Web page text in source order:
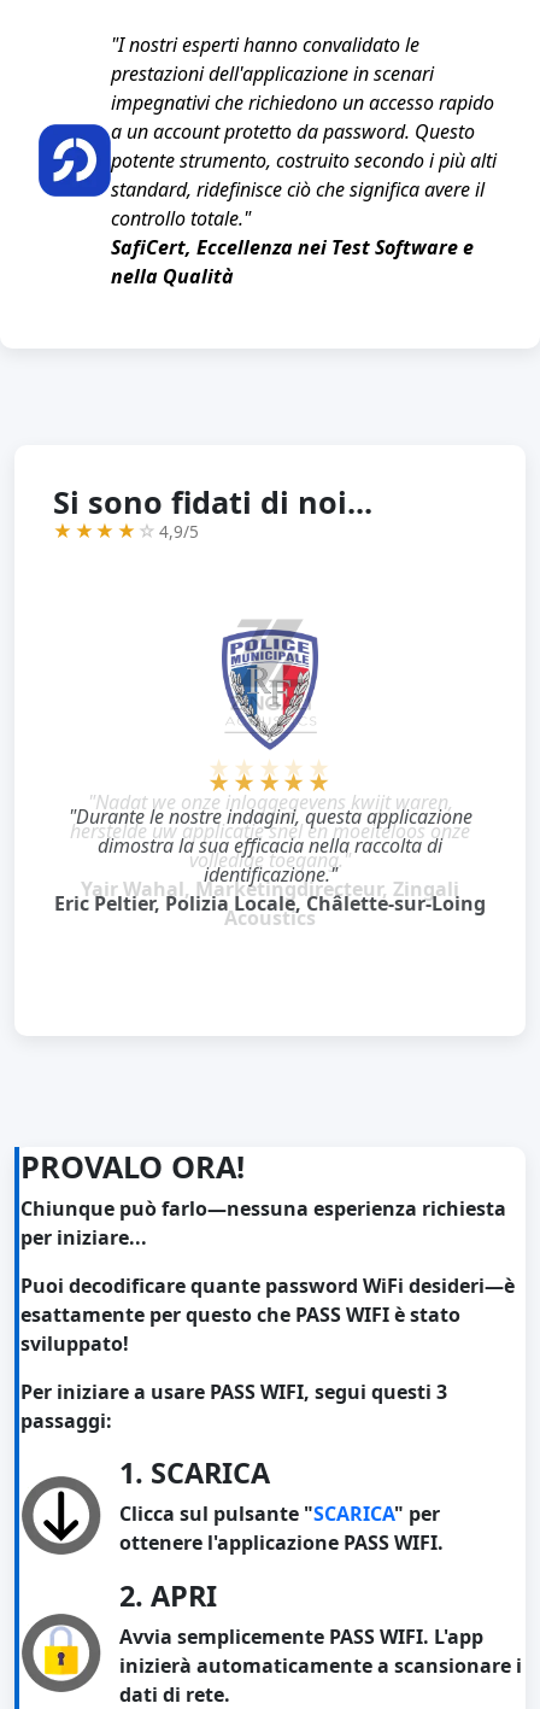
"I nostri esperti hanno convalidato le
prestazioni dell'applicazione in scenari
impegnativi che richiedono un accesso rapido
a un account protetto da password. Questo
potente strumento, costruito secondo i più alti
standard, ridefinisce ciò che significa avere il
controllo totale."
SafiCert, Eccellenza nei Test Software e
nella Qualità
Si sono fidati di noi...
★★★★ ☆ 4,9/5
★★★★★
"Nadat we onze inloggegevens kwijt waren,
herstelde uw applicatie snel en moeiteloos onze
volledige toegang."
Yair Wahal, Marketingdirecteur, Zingali
Acoustics
PROVALO ORA!
Chiunque può farlo—nessuna esperienza richiesta
per iniziare...
Puoi decodificare quante password WiFi desideri—è
esattamente per questo che PASS WIFI è stato
sviluppato!
Per iniziare a usare PASS WIFI, segui questi 3
passaggi:
1. SCARICA
Clicca sul pulsante "SCARICA" per
ottenere l'applicazione PASS WIFI.
2. APRI
Avvia semplicemente PASS WIFI. L'app
inizierà automaticamente a scansionare i
dati di rete.